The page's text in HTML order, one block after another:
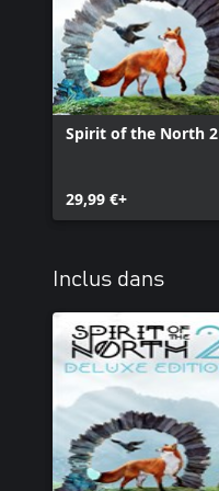
Spirit of the North 2
29,99 €+
Inclus dans